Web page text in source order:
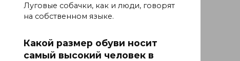
Луговые собачки, как и люди, говорят
на собственном языке.
Какой размер обуви носит
самый высокий человек в